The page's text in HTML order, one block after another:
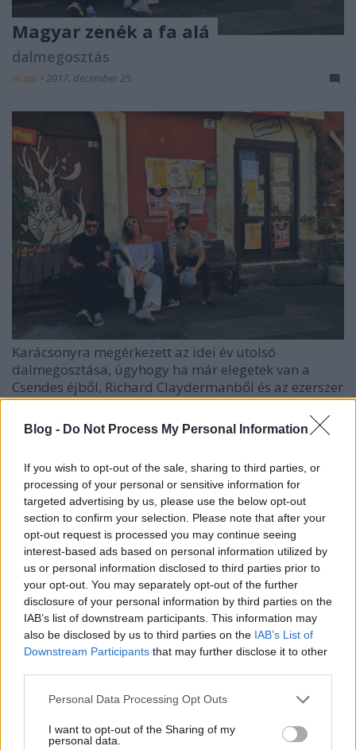
Blog - Do Not Process My Personal Information
If you wish to opt-out of the sale, sharing to third parties, or
processing of your personal or sensitive information for
targeted advertising by us, please use the below opt-out
section to confirm your selection. Please note that after your
opt-out request is processed you may continue seeing
interest-based ads based on personal information utilized by
us or personal information disclosed to third parties prior to
your opt-out. You may separately opt-out of the further
disclosure of your personal information by third parties on the
IAB’s list of downstream participants. This information may
also be disclosed by us to third parties on the IAB’s List of
Downstream Participants that may further disclose it to other
Please note that this website/app uses one or more Google
not limited to your visit or usage behaviour. You may click to
grant or deny consent to Google and its third-party tags to
Personal Data Processing Opt Outs
I want to opt-out of the Sharing of my
personal data.
Magyar zenék a fa alá
dalmegosztás
m.adi • 2017. december 25.
Karácsonyra megérkezett az idei év utolsó
dalmegosztása, úgyhogy ha már elegetek van a
Csendes éjből, Richard Claydermanből és az ezerszer
...
a CAFe Bufapest helyszíneként
Lángoló Gitárok•2017. szeptember 23.